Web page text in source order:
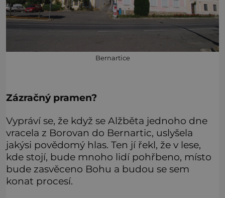
Bernartice
Zázračný pramen?
Vypráví se, že když se Alžběta jednoho dne
vracela z Borovan do Bernartic, uslyšela
jakýsi povědomý hlas. Ten jí řekl, že v lese,
kde stojí, bude mnoho lidí pohřbeno, místo
bude zasvěceno Bohu a budou se sem
konat procesí.